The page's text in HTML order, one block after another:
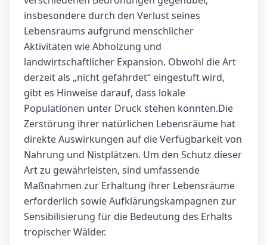
insbesondere durch den Verlust seines
Lebensraums aufgrund menschlicher
Aktivitäten wie Abholzung und
landwirtschaftlicher Expansion. Obwohl die Art
derzeit als „nicht gefährdet“ eingestuft wird,
gibt es Hinweise darauf, dass lokale
Populationen unter Druck stehen könnten.Die
Zerstörung ihrer natürlichen Lebensräume hat
direkte Auswirkungen auf die Verfügbarkeit von
Nahrung und Nistplätzen. Um den Schutz dieser
Art zu gewährleisten, sind umfassende
Maßnahmen zur Erhaltung ihrer Lebensräume
erforderlich sowie Aufklärungskampagnen zur
Sensibilisierung für die Bedeutung des Erhalts
tropischer Wälder.